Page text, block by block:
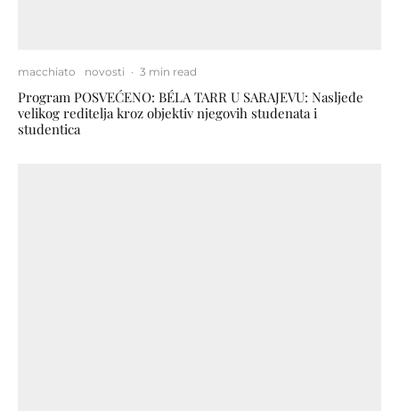
macchiato novosti · 3 min read
Program POSVEĆENO: BÉLA TARR U SARAJEVU: Nasljeđe
velikog reditelja kroz objektiv njegovih studenata i
studentica